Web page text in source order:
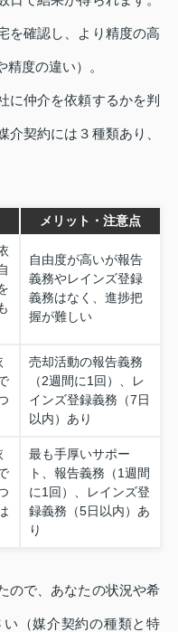
を確認し、より精度の高
度の違い）。
に仲介を依頼するかを判
契約には３種類あり、
メリット・注意点
自由度が高いが報告
義務やレインズ登録
義務はなく、進捗把
握が難しい
売却活動の報告義務
（2週間に1回）、レ
インズ登録義務（7日
以内）あり
最も手厚いサポー
ト、報告義務（1週間
に1回）、レインズ登
録義務（5日以内）あ
り
ので、あなたの状況や希
（媒介契約の種類と特